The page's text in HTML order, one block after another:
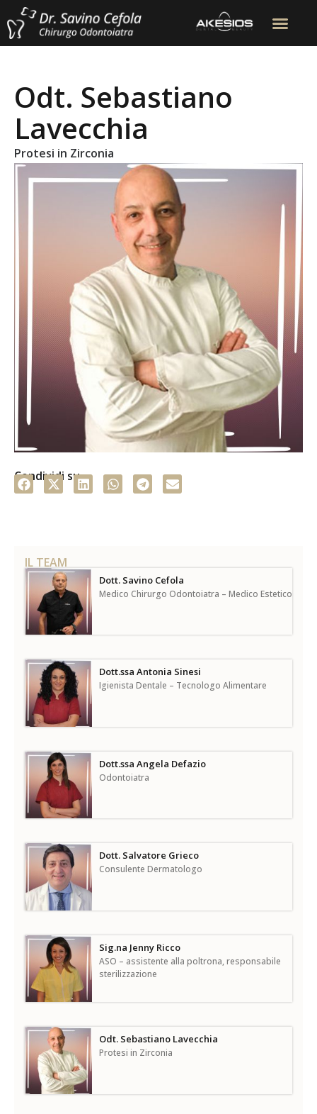
Odt. Sebastiano
Lavecchia
Protesi in Zirconia
Condividi su
IL TEAM
Dott. Savino Cefola
Medico Chirurgo Odontoiatra – Medico Estetico
Dott.ssa Antonia Sinesi
Igienista Dentale – Tecnologo Alimentare
Dott.ssa Angela Defazio
Odontoiatra
Dott. Salvatore Grieco
Consulente Dermatologo
Sig.na Jenny Ricco
ASO – assistente alla poltrona, responsabile
sterilizzazione
Odt. Sebastiano Lavecchia
Protesi in Zirconia